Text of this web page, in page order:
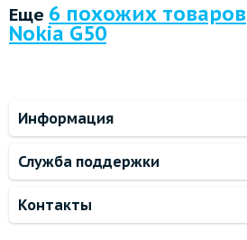
Еще 6 похожих товаров
Nokia G50
Информация
Служба поддержки
Контакты